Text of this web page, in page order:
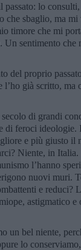
passato: lo
sbaglio, ma mi
timore che mi
Un sentimento
del proprio
già scritto, ma
di grandi
di feroci ideologie.
e più giusto il
Niente, in
l’hanno
nuovi muri.
e reduci?
astigmatico e
un bel niente,
lo